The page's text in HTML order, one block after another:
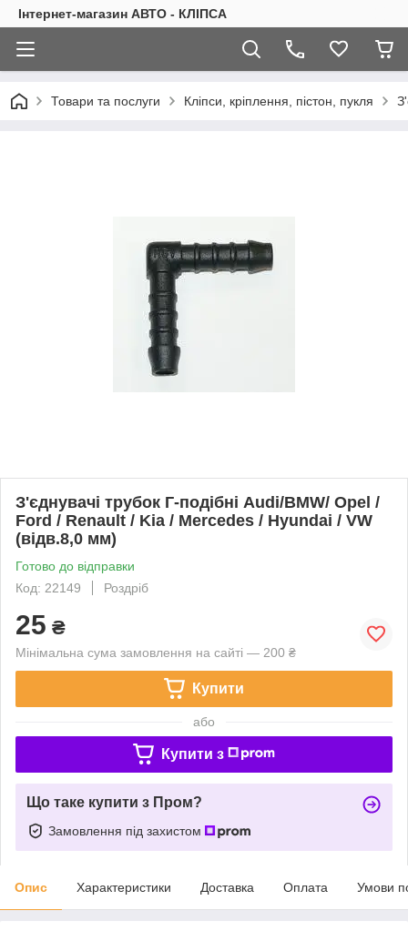
Інтернет-магазин АВТО - КЛІПСА
Товари та послуги Кліпси, кріплення, пістон, пукля
З'єднувачі трубок Г-подібні Audi/BMW/ Opel /
Ford / Renault / Kia / Mercedes / Hyundai / VW
(відв.8,0 мм)
Готово до відправки
Код: 22149
Роздріб
25 ₴
Мінімальна сума замовлення на сайті — 200 ₴
Купити
або
Купити з
Що таке купити з Пром?
Замовлення під захистом
Опис Характеристики Доставка Оплата Умови